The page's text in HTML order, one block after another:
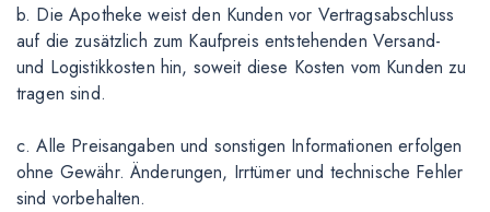
b. Die Apotheke weist den Kunden vor Vertragsabschluss
auf die zusätzlich zum Kaufpreis entstehenden Versand-
und Logistikkosten hin, soweit diese Kosten vom Kunden zu
tragen sind.
c. Alle Preisangaben und sonstigen Informationen erfolgen
ohne Gewähr. Änderungen, Irrtümer und technische Fehler
sind vorbehalten.